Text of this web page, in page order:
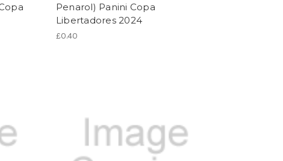
Penarol) Panini Copa
Libertadores 2024
£0.40